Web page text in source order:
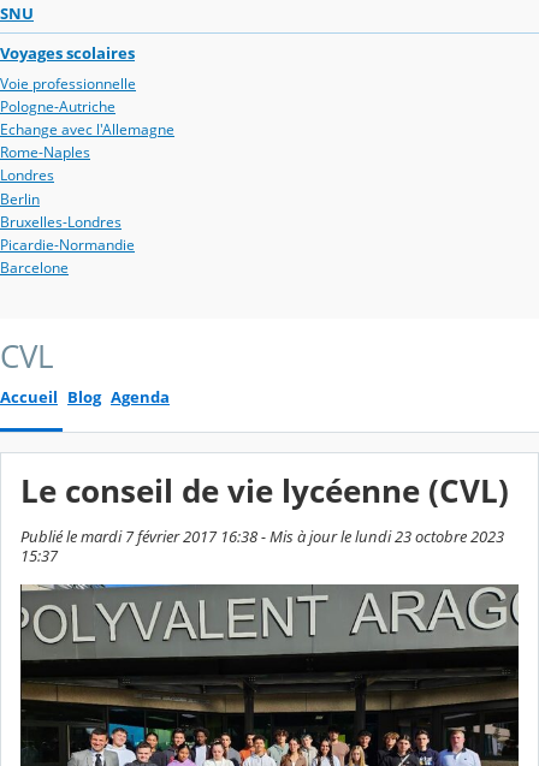
SNU
Voyages scolaires
Voie professionnelle
Pologne-Autriche
Echange avec l'Allemagne
Rome-Naples
Londres
Berlin
Bruxelles-Londres
Picardie-Normandie
Barcelone
CVL
Accueil Blog Agenda
Le conseil de vie lycéenne (CVL)
Publié le mardi 7 février 2017 16:38 - Mis à jour le lundi 23 octobre 2023
15:37